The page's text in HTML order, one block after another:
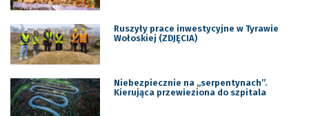
Ruszyły prace inwestycyjne w Tyrawie
Wołoskiej (ZDJĘCIA)
Niebezpiecznie na ,,serpentynach”.
Kierująca przewieziona do szpitala